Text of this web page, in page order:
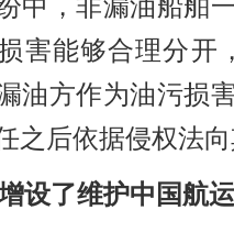
中，非漏油船舶
害能够合理分开
油方作为油污损
之后依据侵权法向
设了维护中国航